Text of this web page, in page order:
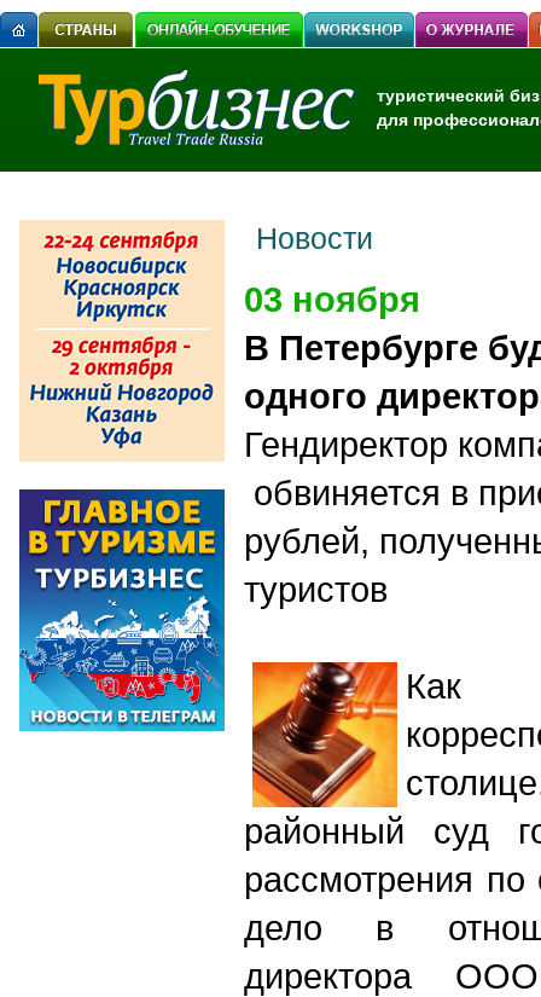
туристический
для
Новости
03 ноября
В Петербурге
одного
Гендиректор
обвиняется в
рублей,
туристов
Как
районный суд
рассмотрения по
дело в
директора